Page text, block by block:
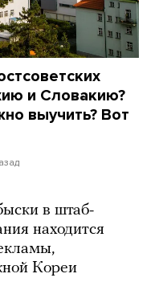
и Словакию?
выучить? Вот
в штаб-
находится
Кореи